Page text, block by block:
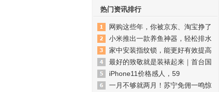
热门资讯排行
网购这些年，你被京东、淘宝挣了
小米推出一款养鱼神器，轻松排水
家中安装指纹锁，能更好有效提高
最好的致敬就是装裱起来｜首台国
iPhone11价格感人，59
一月不够就两月！苏宁免佣一鸣惊